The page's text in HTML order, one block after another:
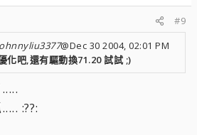
#9
@Dec 30 2004, 02:01 PM
化吧,還有驅動換71.20 試試 ;)
:??: